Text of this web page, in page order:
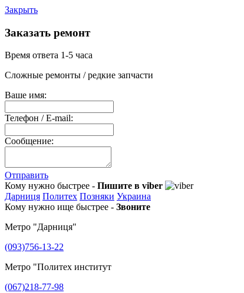
Закрыть
Заказать ремонт
Время ответа 1-5 часа
Сложные ремонты / редкие запчасти
Ваше имя:
Телефон / E-mail:
Сообщение:
Отправить
Кому нужно быстрее - Пишите в viber
Дарниця Политех Позняки Украина
Кому нужно ище быстрее - Звоните
Метро "Дарниця"
(093)756-13-22
Метро "Политех институт
(067)218-77-98